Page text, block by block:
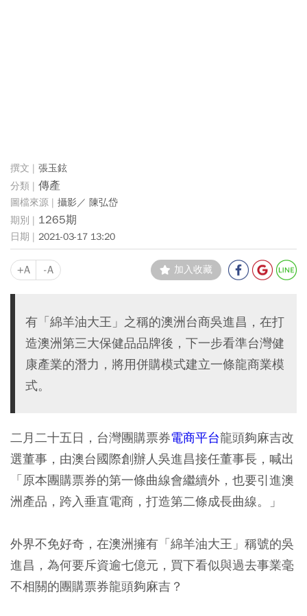
張玉鉉
傳產
攝影／ 陳弘岱
1265期
2021-03-17 13:20
+A -A 加入收藏
有「綿羊油大王」之稱的澳洲台商吳進昌，在打
造澳洲第三大保健品品牌後，下一步看準台灣健
康產業的潛力，將用併購模式建立一條龍商業模
式。
二月二十五日，台灣團購票券電商平台龍頭夠麻吉改
選董事，由澳台國際創辦人吳進昌接任董事長，喊出
「原本團購票券的第一條曲線會繼續外，也要引進澳
洲產品，跨入垂直電商，打造第二條成長曲線。」
外界不免好奇，在澳洲擁有「綿羊油大王」稱號的吳
進昌，為何要斥資逾七億元，買下看似與過去事業毫
不相關的團購票券龍頭夠麻吉？